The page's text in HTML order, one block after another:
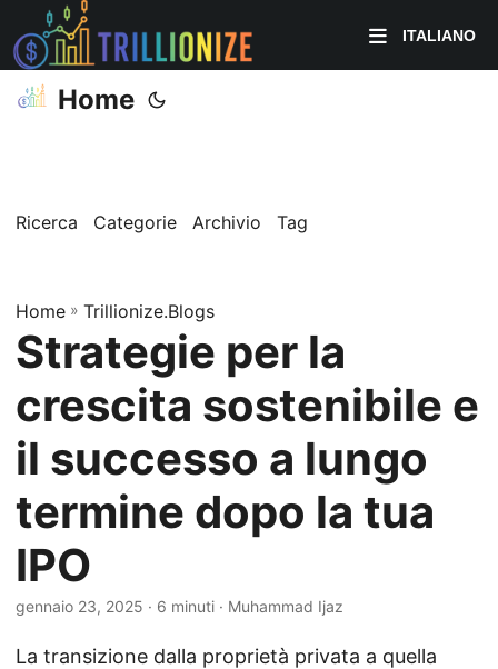
ITALIANO
Home
Ricerca Categorie Archivio Tag
Home » Trillionize.Blogs
Strategie per la
crescita sostenibile e
il successo a lungo
termine dopo la tua
IPO
gennaio 23, 2025 · 6 minuti · Muhammad Ijaz
La transizione dalla proprietà privata a quella